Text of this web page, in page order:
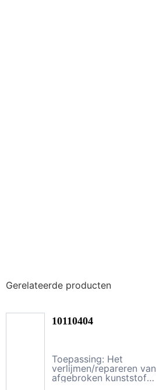
Gerelateerde producten
10110404
Toepassing: Het
verlijmen/repareren van
afgebroken kunststof